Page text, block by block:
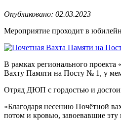
Опубликовано: 02.03.2023
Мероприятие проходит в
В рамках регионального
Вахту Памяти на Посту № 1, у
Отряд ДЮП с гордостью и
«Благодаря несению Почётной
потом и кровью, завоевавшие